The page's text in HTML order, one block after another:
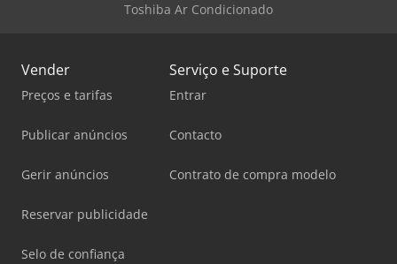
Toshiba Ar Condicionado
Vender
Preços e tarifas
Publicar anúncios
Gerir anúncios
Reservar publicidade
Selo de confiança
Serviço e Suporte
Entrar
Contacto
Contrato de compra modelo